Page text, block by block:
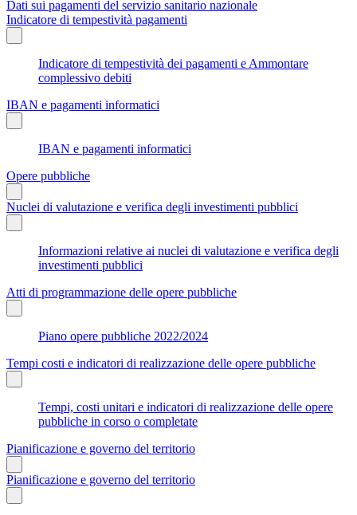
Dati sui pagamenti del servizio sanitario nazionale
Indicatore di tempestività pagamenti
Indicatore di tempestività dei pagamenti e Ammontare
complessivo debiti
IBAN e pagamenti informatici
IBAN e pagamenti informatici
Opere pubbliche
Nuclei di valutazione e verifica degli investimenti pubblici
Informazioni relative ai nuclei di valutazione e verifica degli
investimenti pubblici
Atti di programmazione delle opere pubbliche
Piano opere pubbliche 2022/2024
Tempi costi e indicatori di realizzazione delle opere pubbliche
Tempi, costi unitari e indicatori di realizzazione delle opere
pubbliche in corso o completate
Pianificazione e governo del territorio
Pianificazione e governo del territorio